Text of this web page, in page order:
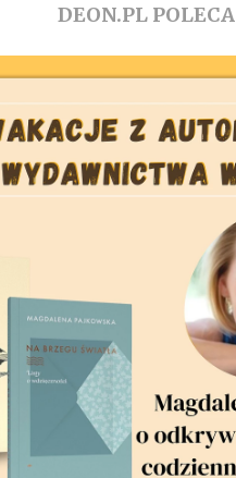
DEON.PL POLECA